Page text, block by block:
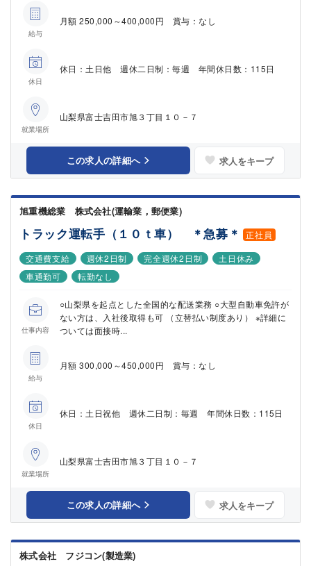
給与
月額 250,000～400,000円 賞与：なし
休日
休日：土日他 週休二日制：毎週 年間休日数：115日
就業場所
山梨県富士吉田市旭３丁目１０－７
この求人の詳細へ 求人をキープ
旭重機総業 株式会社(運輸業，郵便業)
トラック運転手（１０ｔ車） ＊急募＊
正社員
交通費支給
週休2日制 完全週休2日制
土日休み
車通勤可
転勤なし
仕事内容
○山梨県を起点とした全国的な配送業務 ○大型自動車免許が
ない方は、入社後取得も可 （立替払い制度あり） ※詳細に
ついては面接時...
給与
月額 300,000～450,000円 賞与：なし
休日
休日：土日祝他 週休二日制：毎週 年間休日数：115日
就業場所
山梨県富士吉田市旭３丁目１０－７
この求人の詳細へ 求人をキープ
株式会社 フジコン(製造業)